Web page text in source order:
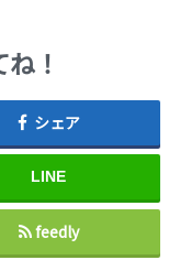
！
シェア
LINE
feedly